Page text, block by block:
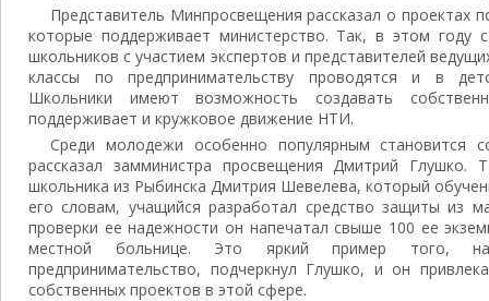
Представитель Минпросвещения рассказал о проектах
которые поддерживает министерство. Так, в этом году
школьников с участием экспертов и представителей
классы по предпринимательству проводятся и в
Школьники имеют возможность создавать
поддерживает и кружковое движение НТИ.
Среди молодежи особенно популярным становится
рассказал замминистра просвещения Дмитрий
школьника из Рыбинска Дмитрия Шевелева, который
его словам, учащийся разработал средство защиты из
проверки ее надежности он напечатал свыше 100 ее
местной больнице. Это яркий пример того,
предпринимательство, подчеркнул Глушко, и он
собственных проектов в этой сфере.